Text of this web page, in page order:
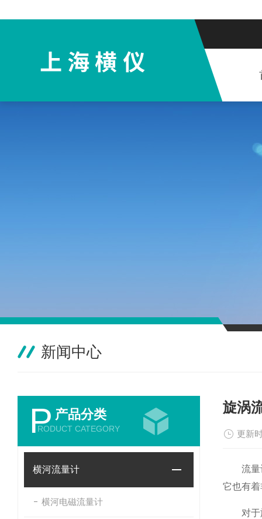
新闻中心
P 产品分类
RODUCT CATEGORY
横河流量计
横河电磁流量计
旋涡
更新
流量计
它也有
对于旋